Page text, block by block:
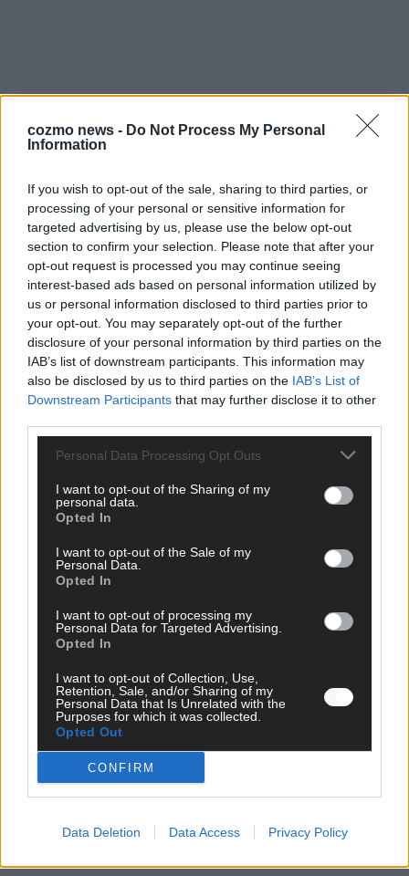
cozmo news - Do Not Process My Personal
Information
If you wish to opt-out of the sale, sharing to third parties, or
processing of your personal or sensitive information for
targeted advertising by us, please use the below opt-out
section to confirm your selection. Please note that after your
opt-out request is processed you may continue seeing
interest-based ads based on personal information utilized by
us or personal information disclosed to third parties prior to
your opt-out. You may separately opt-out of the further
disclosure of your personal information by third parties on the
IAB’s list of downstream participants. This information may
also be disclosed by us to third parties on the IAB’s List of
Downstream Participants that may further disclose it to other
Personal Data Processing Opt Outs
I want to opt-out of the Sharing of my
personal data.
Opted In
I want to opt-out of the Sale of my
Personal Data.
Opted In
I want to opt-out of processing my
Personal Data for Targeted Advertising.
Opted In
I want to opt-out of Collection, Use,
Retention, Sale, and/or Sharing of my
Personal Data that Is Unrelated with the
Purposes for which it was collected.
Opted Out
CONFIRM
Data Deletion Data Access Privacy Policy
Hier schreiben, posten und kuratieren unsere Redakteur alles,
was euch wirklich interessiert! Wir sind das Team hinter den
News, Storys und Videos, die ihr auf FLASH UP seht. Ob
brandheiße Nachrichten, coole Tipps, spannende Hintergründe
oder crazy Trends – wir checken alles für euch, filtern das
Wichtigste raus und bringen’s auf den Punkt.
Monaco, Sallys Café, Westernbrauerei – der
EXTRA
Juni 2026
unser Kommentar zum ESC 2026
KOMMENTAR
Mai 2026
ESC-Finale morgen: Finnland Favorit, Australien
Mai 2026